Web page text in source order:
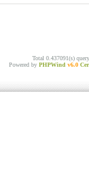
Total 0.437091(s)
Powered by PHPWind v6.0